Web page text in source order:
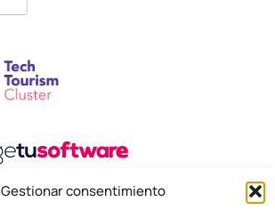
Gestionar consentimiento